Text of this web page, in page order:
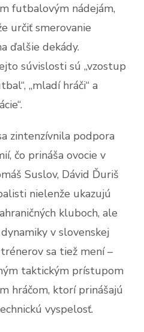
futbalovým nádejám,
určiť smerovanie
ďalšie dekády.
súvislosti sú „vzostup
„mladí hráči“ a
zintenzívnila podpora
čo prináša ovocie v
Suslov, Dávid Ďuriš
nielenže ukazujú
kluboch, ale
v slovenskej
sa tiež mení –
taktickým prístupom
hráčom, ktorí prinášajú
vyspelosť.